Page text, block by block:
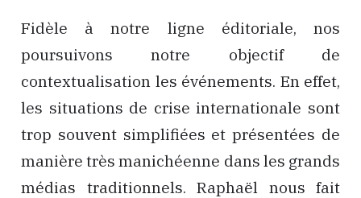
Fidèle à notre ligne éditoriale, nos
poursuivons notre objectif de
contextualisation les événements. En effet,
les situations de crise internationale sont
trop souvent simplifiées et présentées de
manière très manichéenne dans les grands
médias traditionnels. Raphaël nous fait